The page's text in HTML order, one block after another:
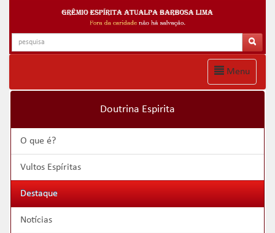
Menu
Doutrina Espirita
O que é?
Vultos Espíritas
Destaque
Notícias